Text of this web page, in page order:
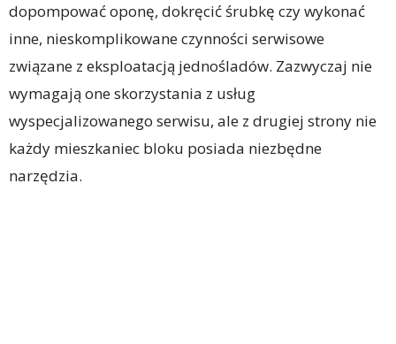
dopompować oponę, dokręcić śrubkę czy wykonać
inne, nieskomplikowane czynności serwisowe
związane z eksploatacją jednośladów. Zazwyczaj nie
wymagają one skorzystania z usług
wyspecjalizowanego serwisu, ale z drugiej strony nie
każdy mieszkaniec bloku posiada niezbędne
narzędzia.